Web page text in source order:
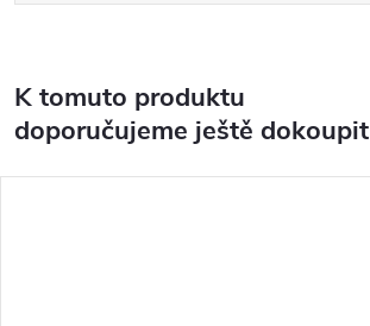
K tomuto produktu
doporučujeme ještě dokoupit